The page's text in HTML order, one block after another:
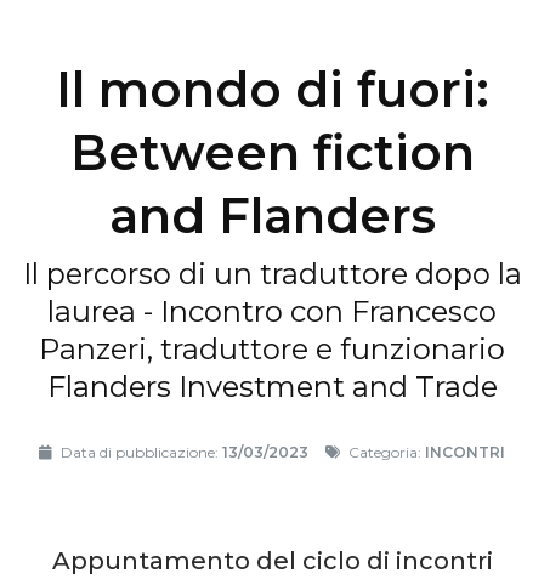
Il mondo di fuori:
Between fiction
and Flanders
Il percorso di un traduttore dopo la
laurea - Incontro con Francesco
Panzeri, traduttore e funzionario
Flanders Investment and Trade
Data di pubblicazione:13/03/2023 Categoria: INCONTRI
Appuntamento del ciclo di incontri